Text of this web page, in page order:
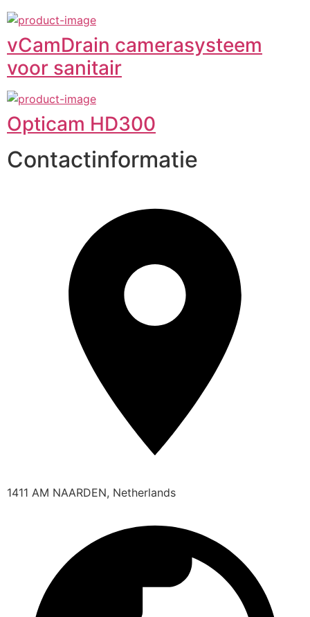
vCamDrain camerasysteem
voor sanitair
Opticam HD300
Contactinformatie
1411 AM NAARDEN, Netherlands